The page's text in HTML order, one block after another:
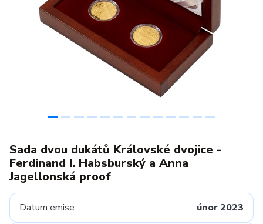
Previous
Sada dvou dukátů Královské dvojice -
Ferdinand I. Habsburský a Anna
Jagellonská proof
Datum emise únor 2023